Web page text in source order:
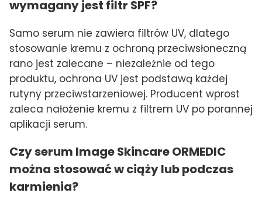
wymagany jest filtr SPF?
Samo serum nie zawiera filtrów UV, dlatego
stosowanie kremu z ochroną przeciwsłoneczną
rano jest zalecane – niezależnie od tego
produktu, ochrona UV jest podstawą każdej
rutyny przeciwstarzeniowej. Producent wprost
zaleca nałożenie kremu z filtrem UV po porannej
aplikacji serum.
Czy serum Image Skincare ORMEDIC
można stosować w ciąży lub podczas
karmienia?